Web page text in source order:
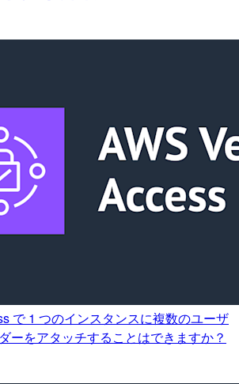
で 1 つのインスタンスに複数のユーザ
ーをアタッチすることはできますか？